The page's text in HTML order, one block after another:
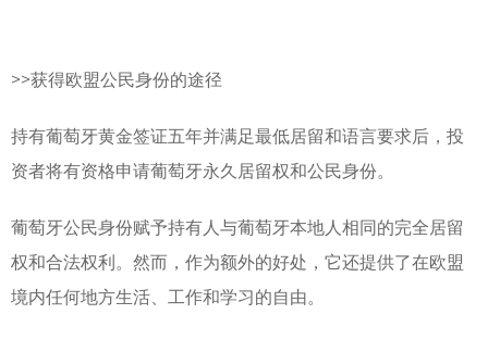
>>获得欧盟公民身份的途径
持有葡萄牙黄金签证五年并满足最低居留和语言要求后，投
资者将有资格申请葡萄牙永久居留权和公民身份。
葡萄牙公民身份赋予持有人与葡萄牙本地人相同的完全居留
权和合法权利。然而，作为额外的好处，它还提供了在欧盟
境内任何地方生活、工作和学习的自由。